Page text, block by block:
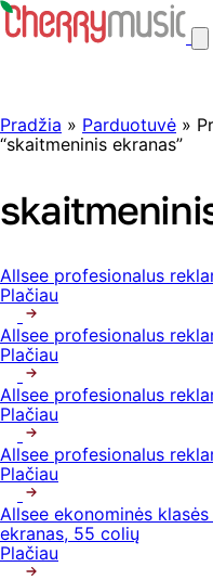
Pradžia » Parduotuvė »
“skaitmeninis ekranas”
Allsee profesionalus
Plačiau
Allsee profesionalus
Plačiau
Allsee profesionalus
Plačiau
Allsee profesionalus
Plačiau
Allsee ekonominės
ekranas, 55 colių
Plačiau